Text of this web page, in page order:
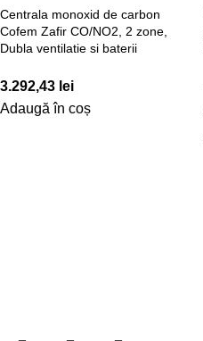
Centrala monoxid de carbon
Cofem Zafir CO/NO2, 2 zone,
Dubla ventilatie si baterii
3.292,43 lei
Adaugă în coș